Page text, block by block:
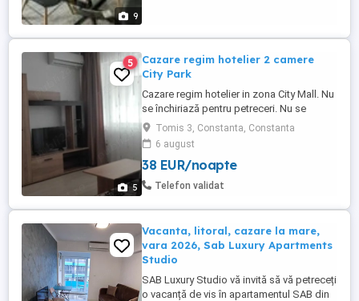
9
5
5
Cazare regim hotelier 2 camere
City Park
Cazare regim hotelier in zona City Mall. Nu
se închiriază pentru petreceri. Nu se
primesc escorte Pana în 3 zile - 250 lei
Peste 3 zile - 200 lei Iulie și august- 300 lei
Apartamentul este complet mobilat si
utilat modern si foarte curat, totul nou.
Încălzirea si apa caldă se face cu centrală
Tomis 3, Constanta, Constanta
6 august
38 EUR/noapte
Telefon validat
Vacanta, litoral, cazare la mare,
vara 2026, Sab Luxury Apartments
Studio
SAB Luxury Studio vă invită să vă petreceți
o vacanță de vis în apartamentul SAB din